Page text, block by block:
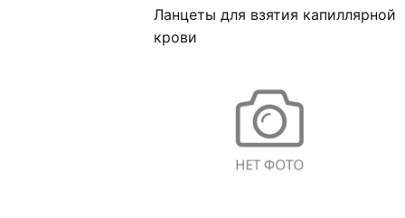
Ланцеты для взятия капиллярной
крови